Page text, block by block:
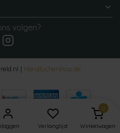
volgen?
| Handtuchershop.de
Verlanglijst
0
Winkelwagen